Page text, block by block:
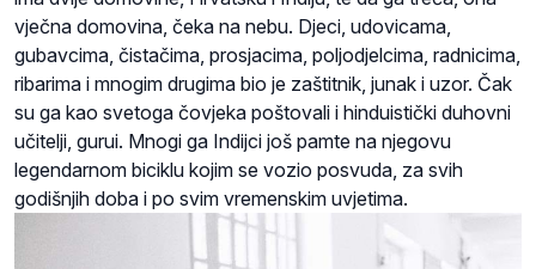
vječna domovina, čeka na nebu. Djeci, udovicama,
gubavcima, čistačima, prosjacima, poljodjelcima, radnicima,
ribarima i mnogim drugima bio je zaštitnik, junak i uzor. Čak
su ga kao svetoga čovjeka poštovali i hinduistički duhovni
učitelji, gurui. Mnogi ga Indijci još pamte na njegovu
legendarnom biciklu kojim se vozio posvuda, za svih
godišnjih doba i po svim vremenskim uvjetima.